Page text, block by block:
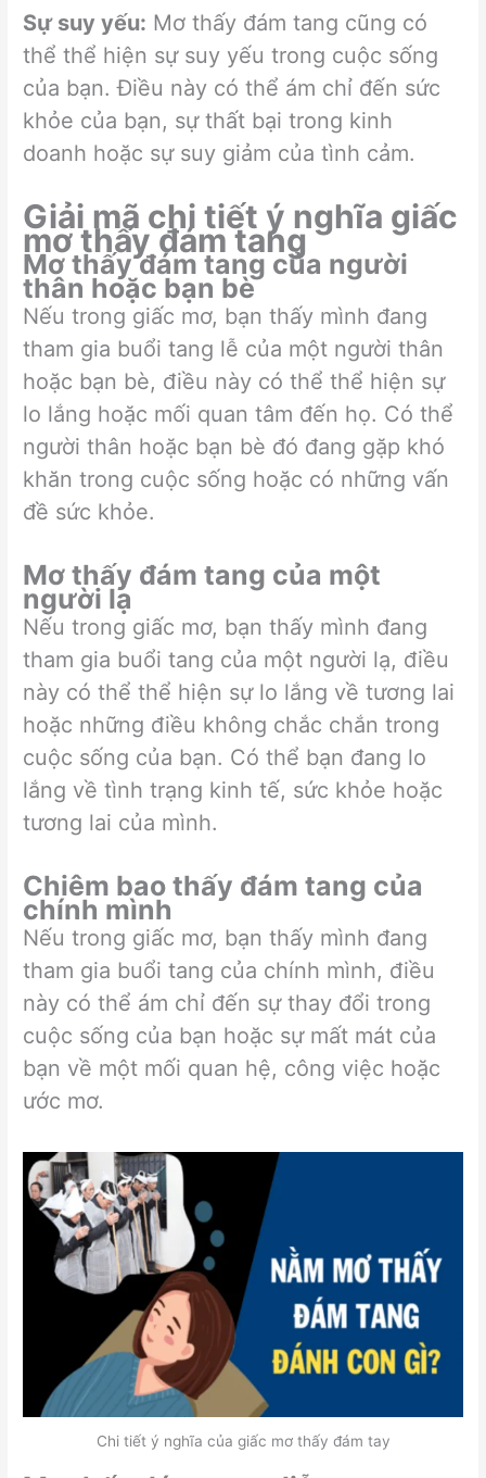
Sự suy yếu: Mơ thấy đám tang cũng có
thể thể hiện sự suy yếu trong cuộc sống
của bạn. Điều này có thể ám chỉ đến sức
khỏe của bạn, sự thất bại trong kinh
doanh hoặc sự suy giảm của tình cảm.
Giải mã chi tiết ý nghĩa giấc
mơ thấy đám tang
Mơ thấy đám tang của người
thân hoặc bạn bè
Nếu trong giấc mơ, bạn thấy mình đang
tham gia buổi tang lễ của một người thân
hoặc bạn bè, điều này có thể thể hiện sự
lo lắng hoặc mối quan tâm đến họ. Có thể
người thân hoặc bạn bè đó đang gặp khó
khăn trong cuộc sống hoặc có những vấn
đề sức khỏe.
Mơ thấy đám tang của một
người lạ
Nếu trong giấc mơ, bạn thấy mình đang
tham gia buổi tang của một người lạ, điều
này có thể thể hiện sự lo lắng về tương lai
hoặc những điều không chắc chắn trong
cuộc sống của bạn. Có thể bạn đang lo
lắng về tình trạng kinh tế, sức khỏe hoặc
tương lai của mình.
Chiêm bao thấy đám tang của
chính mình
Nếu trong giấc mơ, bạn thấy mình đang
tham gia buổi tang của chính mình, điều
này có thể ám chỉ đến sự thay đổi trong
cuộc sống của bạn hoặc sự mất mát của
bạn về một mối quan hệ, công việc hoặc
ước mơ.
Chi tiết ý nghĩa của giấc mơ thấy đám tay